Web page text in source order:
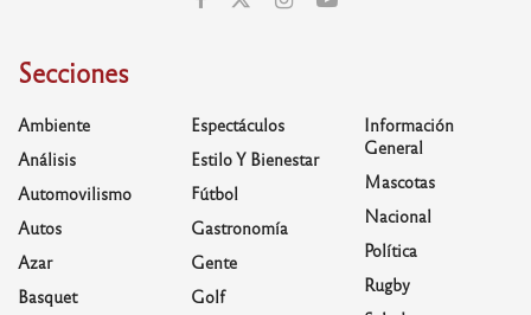
Secciones
Ambiente
Análisis
Automovilismo
Autos
Azar
Basquet
Espectáculos
Estilo Y Bienestar
Fútbol
Gastronomía
Gente
Golf
Información
General
Mascotas
Nacional
Política
Rugby